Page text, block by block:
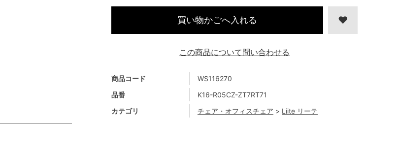
商品コード
WS116270
品番
K16-R05CZ-ZT7RT71
カテゴリ
チェア・オフィスチェア > Liite リーテ
買い物かごへ入れる
この商品について問い合わせる